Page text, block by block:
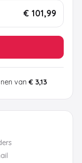
€ 101,99
van € 3,13